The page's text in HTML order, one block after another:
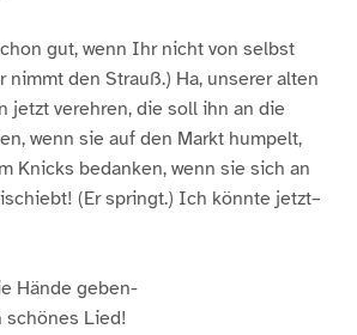
gut, wenn Ihr nicht von selbst
nimmt den Strauß.) Ha, unserer alten
jetzt verehren, die soll ihn an die
wenn sie auf den Markt humpelt,
Knicks bedanken, wenn sie sich an
(Er springt.) Ich könnte jetzt–
Hände geben-
schönes Lied!